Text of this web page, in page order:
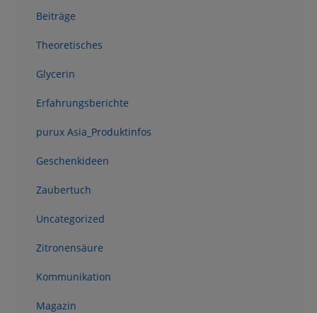
Beiträge
Theoretisches
Glycerin
Erfahrungsberichte
purux Asia_Produktinfos
Geschenkideen
Zaubertuch
Uncategorized
Zitronensäure
Kommunikation
Magazin